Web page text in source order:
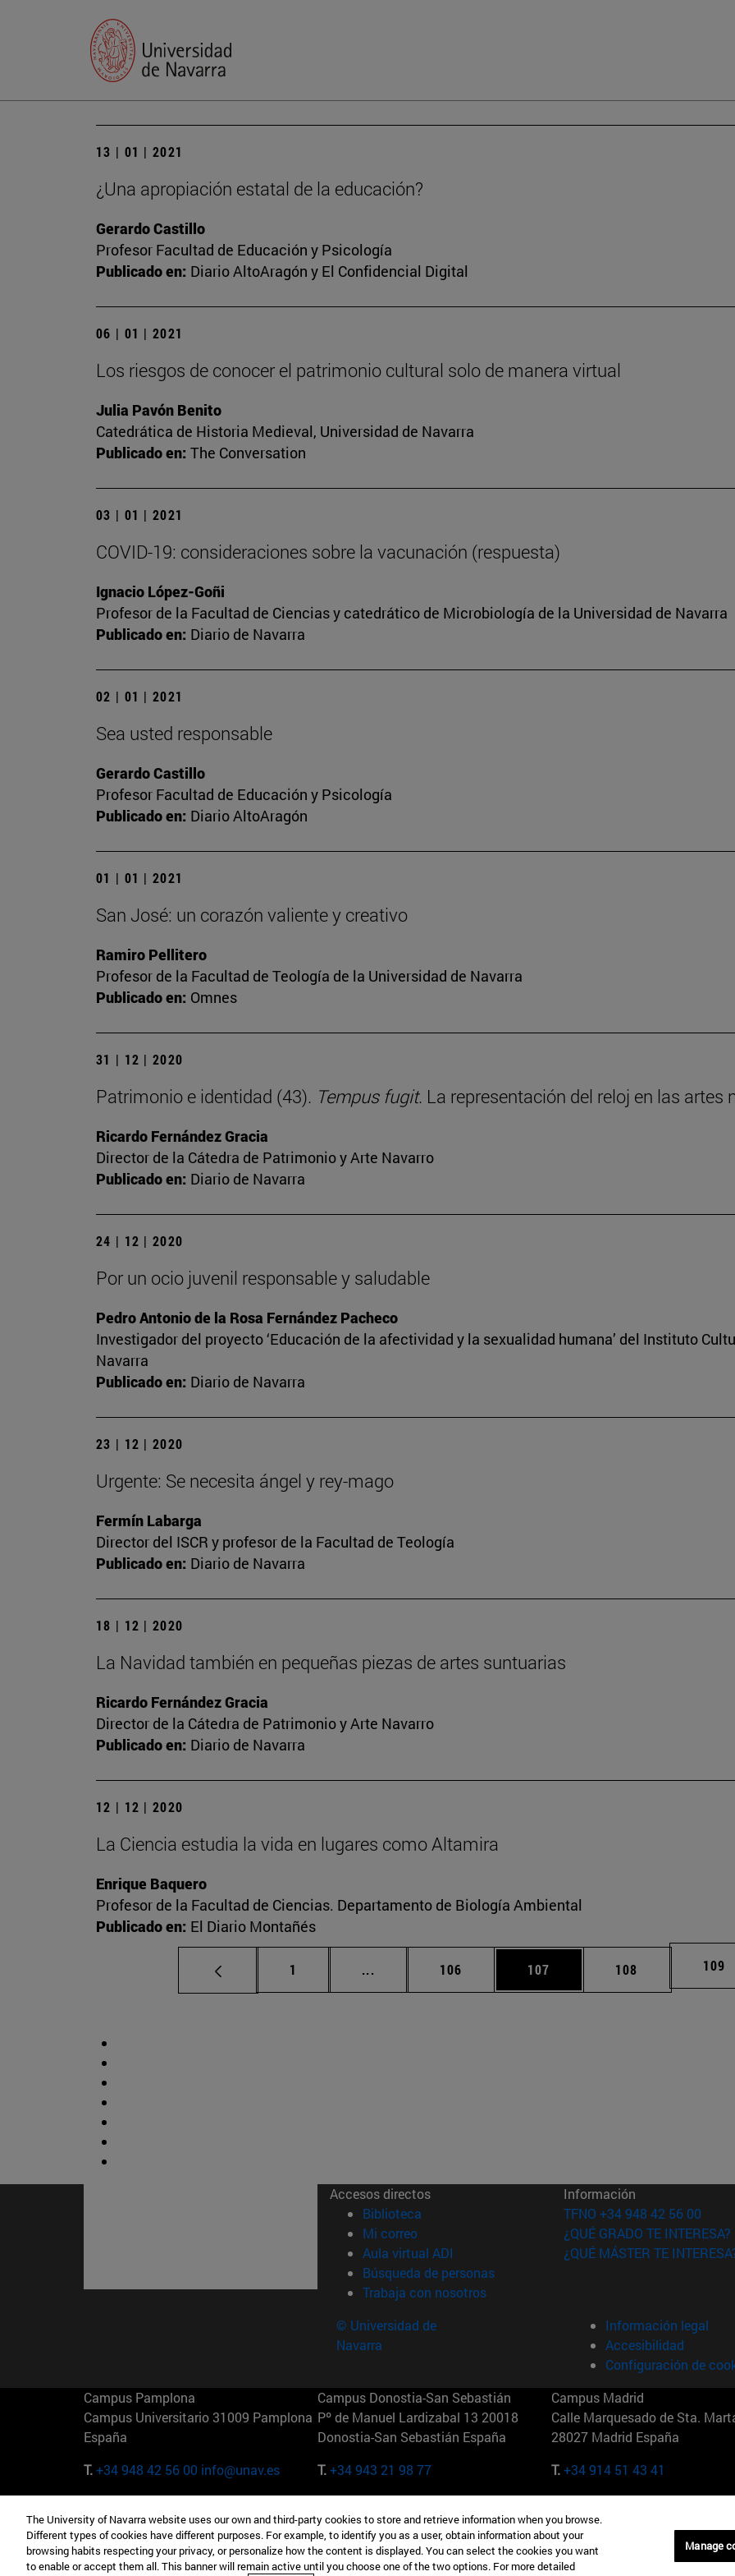
13 | 01 | 2021
¿Una apropiación estatal de la educación?
Gerardo Castillo
Profesor Facultad de Educación y Psicología
Publicado en: Diario AltoAragón y El Confidencial Digital
06 | 01 | 2021
Los riesgos de conocer el patrimonio cultural solo de manera virtual
Julia Pavón Benito
Catedrática de Historia Medieval, Universidad de Navarra
Publicado en: The Conversation
03 | 01 | 2021
COVID-19: consideraciones sobre la vacunación (respuesta)
Ignacio López-Goñi
Profesor de la Facultad de Ciencias y catedrático de Microbiología de la Universidad de Navarra
Publicado en: Diario de Navarra
02 | 01 | 2021
Sea usted responsable
Gerardo Castillo
Profesor Facultad de Educación y Psicología
Publicado en: Diario AltoAragón
01 | 01 | 2021
San José: un corazón valiente y creativo
Ramiro Pellitero
Profesor de la Facultad de Teología de la Universidad de Navarra
Publicado en: Omnes
31 | 12 | 2020
Patrimonio e identidad (43). Tempus fugit. La representación del reloj en las artes
Ricardo Fernández Gracia
Director de la Cátedra de Patrimonio y Arte Navarro
Publicado en: Diario de Navarra
24 | 12 | 2020
Por un ocio juvenil responsable y saludable
Pedro Antonio de la Rosa Fernández Pacheco
Investigador del proyecto ‘Educación de la afectividad y la sexualidad humana’ del Instituto
Navarra
Publicado en: Diario de Navarra
23 | 12 | 2020
Urgente: Se necesita ángel y rey-mago
Fermín Labarga
Director del ISCR y profesor de la Facultad de Teología
Publicado en: Diario de Navarra
18 | 12 | 2020
La Navidad también en pequeñas piezas de artes suntuarias
Ricardo Fernández Gracia
Director de la Cátedra de Patrimonio y Arte Navarro
Publicado en: Diario de Navarra
12 | 12 | 2020
La Ciencia estudia la vida en lugares como Altamira
Enrique Baquero
Profesor de la Facultad de Ciencias. Departamento de Biología Ambiental
Publicado en: El Diario Montañés
Página
1 ... Páginas intermedias Use TAB para desplazarse.
Página
106 Página
107 Página
108 109
Accesos directos
Biblioteca (abre en nueva ventana)
Mi correo(abre en nueva ventana)
Aula virtual ADI (abre en nueva ventana)
Búsqueda de personas(abre en nueva ventana)
Trabaja con nosotros(abre en nueva ventana)
Información
TFNO +34 948 42 56 00
¿QUÉ GRADO TE INTERESA?
¿QUÉ MÁSTER TE
© Universidad de
Navarra
Información legal
Accesibilidad
Configuración de
Campus Pamplona
Campus Universitario 31009 Pamplona
España
T.+34 948 42 56 00 info@unav.es
Campus Donostia-San Sebastián
Pº de Manuel Lardizabal 13 20018
Donostia-San Sebastián España
T.+34 943 21 98 77
Campus Madrid
Calle Marquesado de Sta.
28027 Madrid España
T.+34 914 51 43 41
Camino del Cerro Águila 3 28023
Madrid España
165 W 57th St 10019-2201 Nueva York
EE.UU
Maria-Theresia-Straße 15 81675
Múnich Alemania
The University of Navarra website uses our own and third-party cookies to store and retrieve information when you browse.
Different types of cookies have different purposes. For example, to identify you as a user, obtain information about your
browsing habits respecting your privacy, or personalize how the content is displayed. You can select the cookies you want
to enable or accept them all. This banner will remain active until you choose one of the two options. For more detailed
Manage